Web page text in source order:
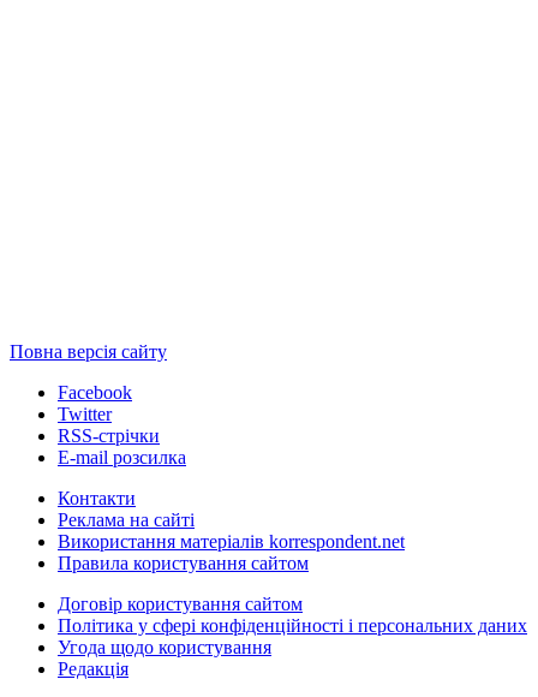
Повна версія сайту
Facebook
Twitter
RSS-стрічки
E-mail розсилка
Контакти
Реклама на сайті
Використання матеріалів korrespondent.net
Правила користування сайтом
Договір користування сайтом
Політика у сфері конфіденційності і персональних даних
Угода щодо користування
Редакція